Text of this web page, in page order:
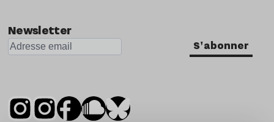
Indie
Newsletter
S'abonner